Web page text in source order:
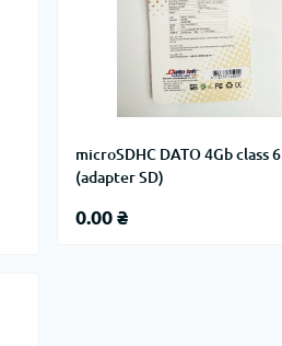
microSDHC DATO 4Gb class 6
(adapter SD)
0.00 ₴